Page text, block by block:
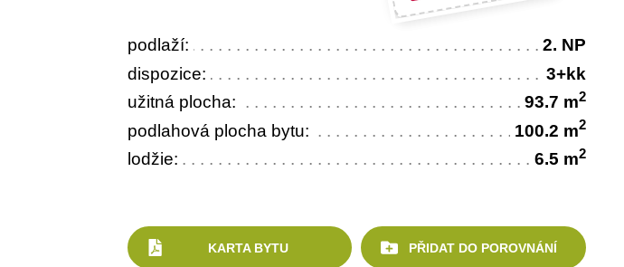
podlaží:
2. NP
dispozice:
3+kk
užitná plocha:
93.7 m2
podlahová plocha bytu: 100.2 m2
lodžie: 6.5 m2
KARTA BYTU PŘIDAT DO POROVNÁNÍ